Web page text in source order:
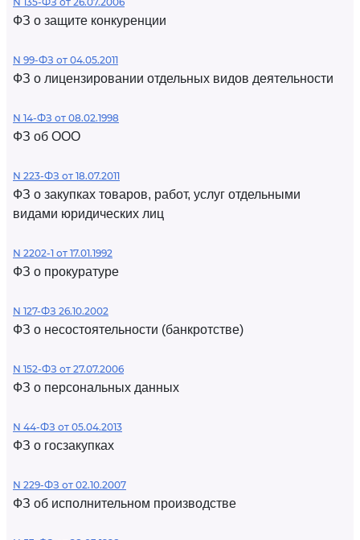
ФЗ о защите конкуренции
N 99-ФЗ от 04.05.2011
ФЗ о лицензировании отдельных видов деятельности
N 14-ФЗ от 08.02.1998
ФЗ об ООО
N 223-ФЗ от 18.07.2011
ФЗ о закупках товаров, работ, услуг отдельными
видами юридических лиц
N 2202-1 от 17.01.1992
ФЗ о прокуратуре
N 127-ФЗ 26.10.2002
ФЗ о несостоятельности (банкротстве)
N 152-ФЗ от 27.07.2006
ФЗ о персональных данных
N 44-ФЗ от 05.04.2013
ФЗ о госзакупках
N 229-ФЗ от 02.10.2007
ФЗ об исполнительном производстве